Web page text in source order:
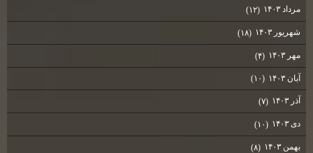
مرداد ۱۴۰۳ (۱۲)
شهریور ۱۴۰۳ (۱۸)
مهر ۱۴۰۳ (۴)
آبان ۱۴۰۳ (۱۰)
آذر ۱۴۰۳ (۷)
دی ۱۴۰۳ (۱۰)
بهمن ۱۴۰۳ (۸)